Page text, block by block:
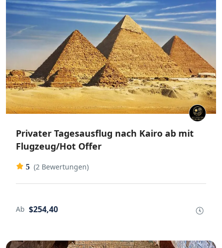
Privater Tagesausflug nach Kairo ab mit
Flugzeug/Hot Offer
5 (2 Bewertungen)
Ab $254,40